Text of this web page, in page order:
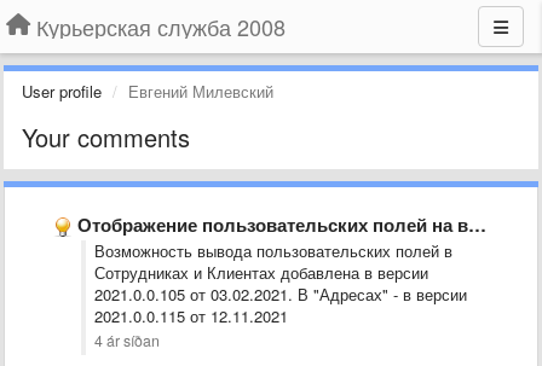
Курьерская служба 2008
User profile Евгений Милевский
Your comments
Отображение пользовательских полей на вкладке сотрудники
Возможность вывода пользовательских полей в
Сотрудниках и Клиентах добавлена в версии
2021.0.0.105 от 03.02.2021. В "Адресах" - в версии
2021.0.0.115 от 12.11.2021
4 ár síðan